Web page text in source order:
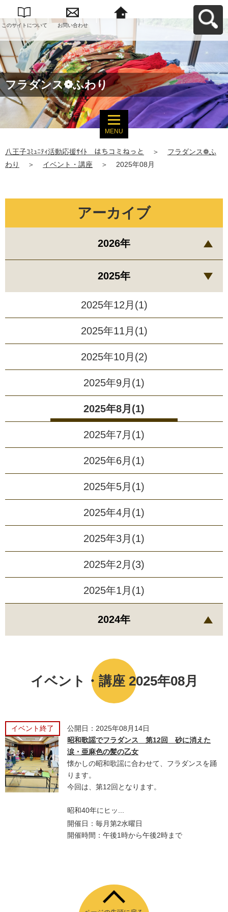
このサイトについて お問い合わせ
八王子ｺﾐｭﾆﾃｨ活動応
とへ戻る
フラダンス❁ふわり
MENU
八王子ｺﾐｭﾆﾃｨ活動応援ｻｲﾄ はちコミねっと ＞
フラダンス❁ふ
わり
＞ イベント・講座 ＞ 2025年08月
イベント・講座 2025年08月
イベント終了
公開日：2025年08月14日
昭和歌謡でフラダンス 第12回 砂に消えた
涙・亜麻色の髪の乙女
懐かしの昭和歌謡に合わせて、フラダンスを踊
ります。
今回は、第12回となります。
昭和40年にヒッ...
開催日：毎月第2水曜日
開催時間：午後1時から午後2時まで
アーカイブ
2026年
2025年
2025年12月(1)
2025年11月(1)
2025年10月(2)
2025年9月(1)
2025年8月(1)
2025年7月(1)
2025年6月(1)
2025年5月(1)
2025年4月(1)
2025年3月(1)
2025年2月(3)
2025年1月(1)
2024年